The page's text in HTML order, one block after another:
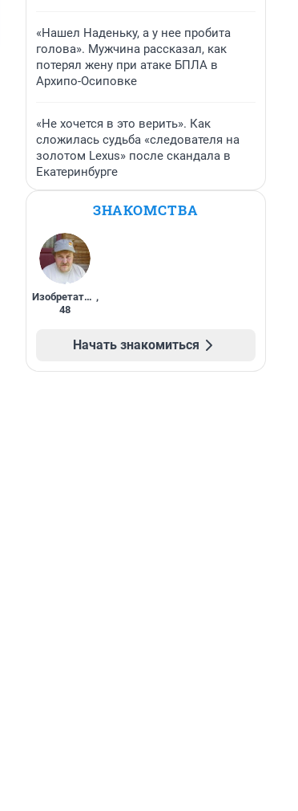
«Нашел Наденьку, а у нее пробита
голова». Мужчина рассказал, как
потерял жену при атаке БПЛА в
Архипо-Осиповке
«Не хочется в это верить». Как
сложилась судьба «следователя на
золотом Lexus» после скандала в
Екатеринбурге
ЗНАКОМСТВА
Изобретатель ,
48
Начать знакомиться